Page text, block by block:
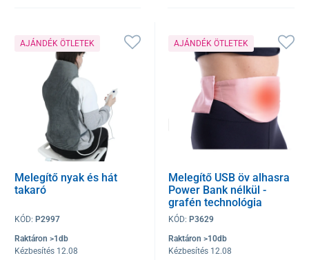
AJÁNDÉK ÖTLETEK
Melegítő nyak és hát
takaró
KÓD: P2997
Raktáron >1db
Kézbesítés 12.08
AJÁNDÉK ÖTLETEK
Melegítő USB öv alhasra
Power Bank nélkül -
grafén technológia
KÓD:P3629
Raktáron >10db
Kézbesítés 12.08